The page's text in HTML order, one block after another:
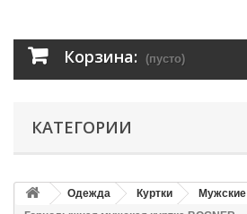
Корзина: (пусто)
КАТЕГОРИИ
Одежда Куртки Мужские